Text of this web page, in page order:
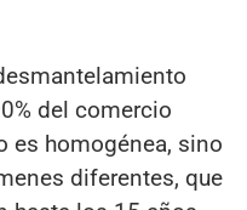
del comercio
es homogénea, sino
diferentes, que